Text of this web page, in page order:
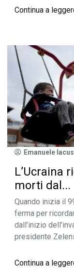
Continua a
Emanuele
L’Ucraina
morti dal...
Quando inizia il
ferma per
dall’inizio
presidente
Continua a